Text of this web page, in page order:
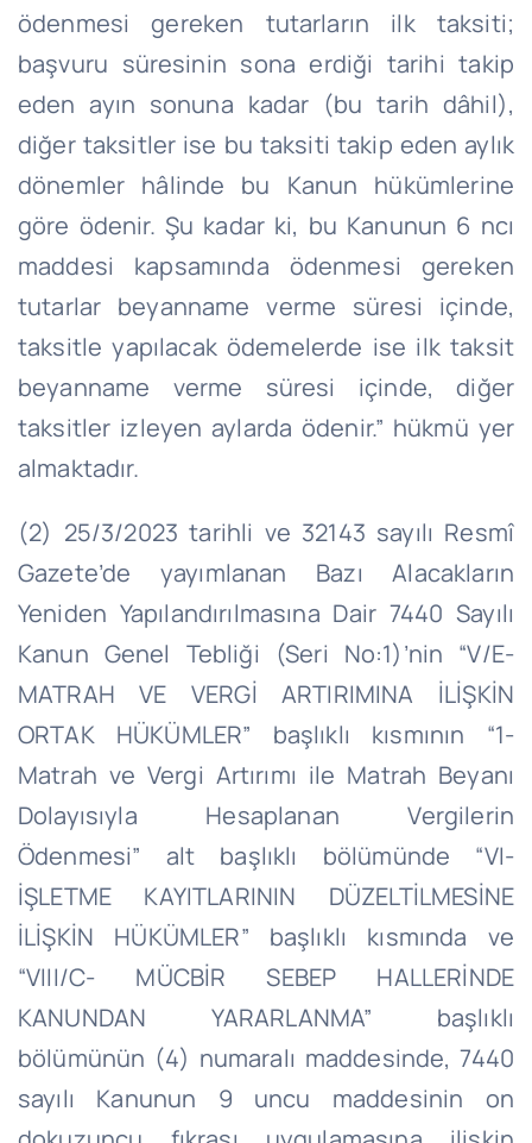
ödenmesi gereken tutarların ilk taksiti;
başvuru süresinin sona erdiği tarihi takip
eden ayın sonuna kadar (bu tarih dâhil),
diğer taksitler ise bu taksiti takip eden aylık
dönemler hâlinde bu Kanun hükümlerine
göre ödenir. Şu kadar ki, bu Kanunun 6 ncı
maddesi kapsamında ödenmesi gereken
tutarlar beyanname verme süresi içinde,
taksitle yapılacak ödemelerde ise ilk taksit
beyanname verme süresi içinde, diğer
taksitler izleyen aylarda ödenir.” hükmü yer
almaktadır.
(2) 25/3/2023 tarihli ve 32143 sayılı Resmî
Gazete’de yayımlanan Bazı Alacakların
Yeniden Yapılandırılmasına Dair 7440 Sayılı
Kanun Genel Tebliği (Seri No:1)’nin “V/E-
MATRAH VE VERGİ ARTIRIMINA İLİŞKİN
ORTAK HÜKÜMLER” başlıklı kısmının “1-
Matrah ve Vergi Artırımı ile Matrah Beyanı
Dolayısıyla Hesaplanan Vergilerin
Ödenmesi” alt başlıklı bölümünde “VI-
İŞLETME KAYITLARININ DÜZELTİLMESİNE
İLİŞKİN HÜKÜMLER” başlıklı kısmında ve
“VIII/C- MÜCBİR SEBEP HALLERİNDE
KANUNDAN YARARLANMA” başlıklı
bölümünün (4) numaralı maddesinde, 7440
sayılı Kanunun 9 uncu maddesinin on